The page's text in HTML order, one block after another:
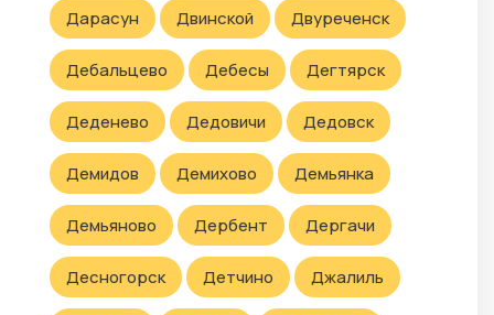
Дарасун Двинской Двуреченск
Дебальцево Дебесы Дегтярск
Деденево Дедовичи Дедовск
Демидов Демихово Демьянка
Демьяново Дербент Дергачи
Десногорск Детчино Джалиль